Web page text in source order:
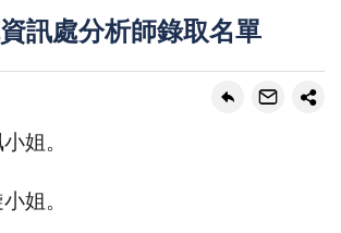
訊處分析師錄取名單
姐。
姐。